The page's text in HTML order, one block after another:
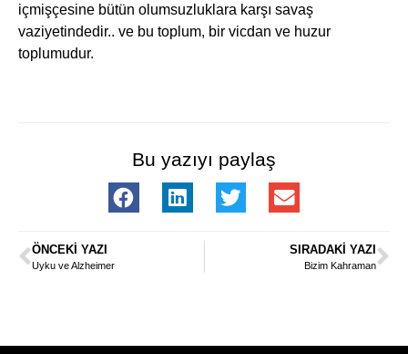
içmişçesine bütün olumsuzluklara karşı savaş
vaziyetindedir.. ve bu toplum, bir vicdan ve huzur
toplumudur.
Bu yazıyı paylaş
ÖNCEKI YAZI
Uyku ve Alzheimer
SIRADAKI YAZI
Bizim Kahraman